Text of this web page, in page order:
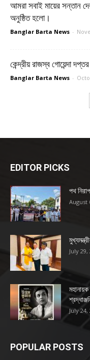
আমরা সবাই মায়ের সন্তান
অনুষ্ঠিত হলো।
Banglar Barta News -
কেন্দ্রীয় রাজস্ব গোয়েন্দা
Banglar Barta News -
EDITOR PICKS
পথ
August
July 29,
July 24,
POPULAR POSTS